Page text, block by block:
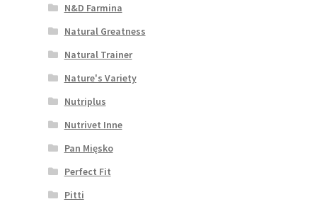
N&D Farmina
Natural Greatness
Natural Trainer
Nature's Variety
Nutriplus
Nutrivet Inne
Pan Mięsko
Perfect Fit
Pitti